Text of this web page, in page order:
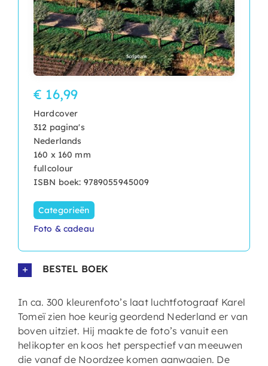
€ 16,99
Hardcover
312 pagina's
Nederlands
160 x 160 mm
fullcolour
ISBN boek: 9789055945009
Categorieën
Foto & cadeau
BESTEL BOEK
In ca. 300 kleurenfoto’s laat luchtfotograaf Karel
Tomeï zien hoe keurig geordend Nederland er van
boven uitziet. Hij maakte de foto’s vanuit een
helikopter en koos het perspectief van meeuwen
die vanaf de Noordzee komen aanwaaien. De